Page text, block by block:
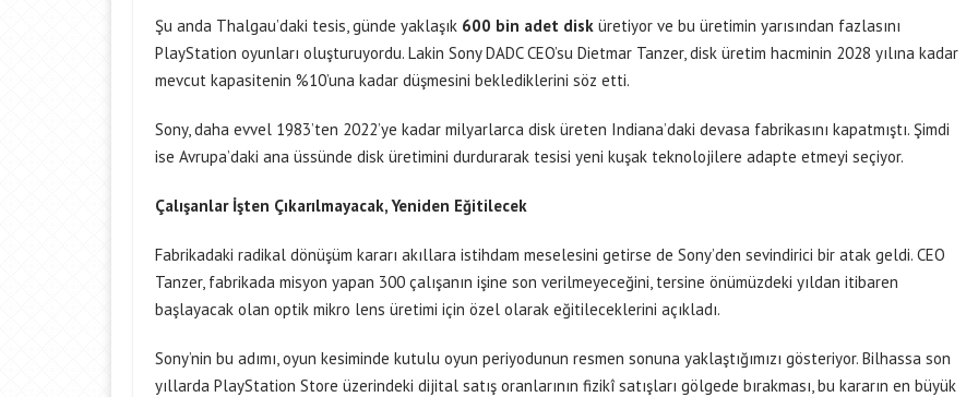
Şu anda Thalgau’daki tesis, günde yaklaşık 600 bin adet disk üretiyor ve bu üretimin yarısından fazlasını
PlayStation oyunları oluşturuyordu. Lakin Sony DADC CEO’su Dietmar Tanzer, disk üretim hacminin 2028 yılına kadar
mevcut kapasitenin %10’una kadar düşmesini beklediklerini söz etti.
Sony, daha evvel 1983’ten 2022’ye kadar milyarlarca disk üreten Indiana’daki devasa fabrikasını kapatmıştı. Şimdi
ise Avrupa’daki ana üssünde disk üretimini durdurarak tesisi yeni kuşak teknolojilere adapte etmeyi seçiyor.
Çalışanlar İşten Çıkarılmayacak, Yeniden Eğitilecek
Fabrikadaki radikal dönüşüm kararı akıllara istihdam meselesini getirse de Sony’den sevindirici bir atak geldi. CEO
Tanzer, fabrikada misyon yapan 300 çalışanın işine son verilmeyeceğini, tersine önümüzdeki yıldan itibaren
başlayacak olan optik mikro lens üretimi için özel olarak eğitileceklerini açıkladı.
Sony’nin bu adımı, oyun kesiminde kutulu oyun periyodunun resmen sonuna yaklaştığımızı gösteriyor. Bilhassa son
yıllarda PlayStation Store üzerindeki dijital satış oranlarının fizikî satışları gölgede bırakması, bu kararın en büyük